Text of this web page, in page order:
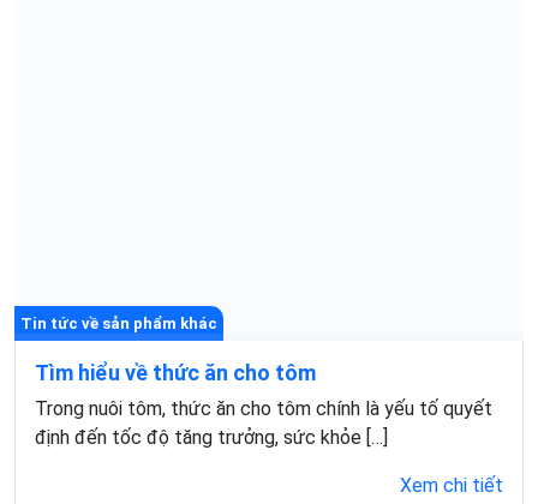
Tin tức về sản phẩm khác
Tìm hiểu về thức ăn cho tôm
Trong nuôi tôm, thức ăn cho tôm chính là yếu tố quyết
định đến tốc độ tăng trưởng, sức khỏe […]
Xem chi tiết